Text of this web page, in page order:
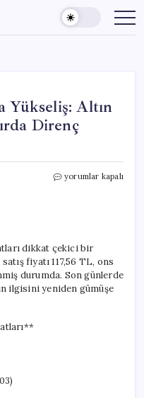
Yükseliş: Altın
Direnç
**
Gümüş
Sınırda
Direnç
Gösteriyor
yorumlar kapalı
dikkat çekici bir
fiyatı 117,56 TL, ons
durumda. Son günlerde
ilgisini yeniden gümüşe